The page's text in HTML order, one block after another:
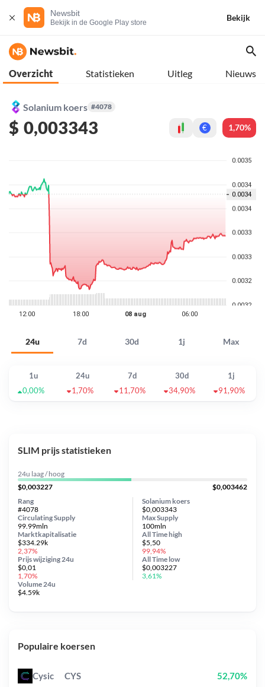
Newsbit
Bekijk in de Google Play store
Bekijk
Overzicht Statistieken Uitleg Nieuws
Solanium koers #4078
$ 0,003343 € 1,70%
24u 7d 30d 1j Max
1u 24u 7d 30d
1j
0,00%
1,70% 11,70% 34,90% 91,90%
SLIM prijs statistieken
24u laag / hoog
$0,003227
$0,003462
Solanium koers
$0,003343
Circulating Supply
99.99mln
Prijs wijziging 24u
$0,01
1,70%
Max Supply
100mln
Marktkapitalisatie
$334.29k
2,37%
Volume 24u
$4.59k
Rang
#4078
All Timehigh
$5,50
99,94%
All Time low
$0,003227
3,61%
Populaire koersen
Cysic CYS 52,70%